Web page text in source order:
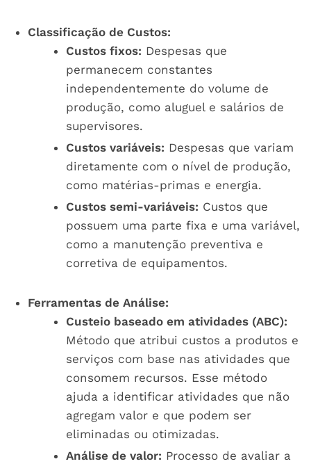
Classificação de Custos:
Custos fixos: Despesas que
permanecem constantes
independentemente do volume de
produção, como aluguel e salários de
supervisores.
Custos variáveis: Despesas que variam
diretamente com o nível de produção,
como matérias-primas e energia.
Custos semi-variáveis: Custos que
possuem uma parte fixa e uma variável,
como a manutenção preventiva e
corretiva de equipamentos.
Ferramentas de Análise:
Custeio baseado em atividades (ABC):
Método que atribui custos a produtos e
serviços com base nas atividades que
consomem recursos. Esse método
ajuda a identificar atividades que não
agregam valor e que podem ser
eliminadas ou otimizadas.
Análise de valor: Processo de avaliar a